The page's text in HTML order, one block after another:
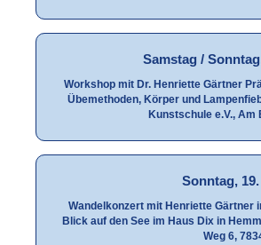
Samstag /
Workshop mit Dr. Henriette Gärtner
Übemethoden, Körper und
Kunstschule e.V., Am
Sonntag,
Wandelkonzert mit Henriette Gärtner
Blick auf den See im Haus Dix in
Weg 6,